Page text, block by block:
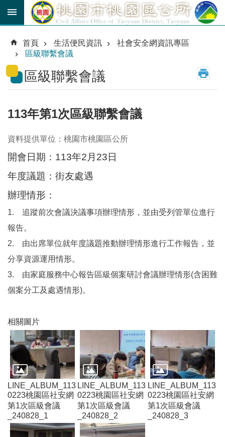
跳到主要內容區塊
育
公
車
線
民
卡
進
搜
尋
本
區
介
紹
公
告
生
活
便
民
資
訊
機
首頁 生活便民資訊
社會安全網資訊專區
區級聯繫會議
區級聯繫會議
113年第1次區級聯繫會議
資料提供單位：桃園市桃園區公所
開會日期：113年2月23日
年度議題：街友處遇
辦理情形：
1.
追蹤前次會議決議事項辦理情形，並由受列管單位進行
報告。
2.
由出席單位就年度議題推動辦理情形進行工作報告，並
分享資源運用情形。
3.
由家庭服務中心報告區級個案研討會議辦理情形(含困難
個案分工及處遇情形)。
相關圖片
LINE_ALBUM_113
0223桃園區社安網
第1次區級會議
_240828_1
LINE_ALBUM_113
0223桃園區社安網
第1次區級會議
_240828_2
LINE_ALBUM_113
0223桃園區社安網
第1次區級會議
_240828_3